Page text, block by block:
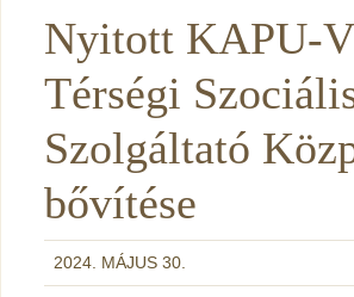
Nyitott KAPU-
Térségi
Szolgáltató
bővítése
2024. MÁJUS 30.